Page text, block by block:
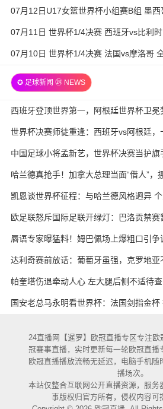
07月12日U17女篮世界杯小组赛B组 墨
篮 全场录像
07月11日 世界杯1/4决赛 西班牙vs比利
07月10日 世界杯1/4决赛 法国vs摩洛哥
✪ 足球新闻 ㉔ NEWS
西班牙登顶世界第一，阿根廷世界杯卫冕
世界杯决赛师徒重逢：西班牙vs阿根廷
天的战术板
中国足球小将孟新艺，世界杯决赛当护旗
哈兰德真抢手！加拿大总理当面“借人”，
卖品
凯恩谈世界杯征程：与哈兰德风格迥异
欧足联怒斥国际足联开绿灯：巴洛贡禁
唇语专家曝猛料！姆巴佩场上爆粗口引
妈的X"
达利奇赛前放话：葡萄牙虽强，克罗地
胁
帕奎塔伤退牵动人心 左大腿后侧不适待
藏隐忧
国安老总马永明看世界杯：法国剑指金杯
24直播网【暹罗】欧冠直播专区专注
冠赛事直播，实时更新每一轮欧冠直播
欧冠直播播放流畅无延迟，电脑手机随
播场次。
本站仅整合互联网公开直播资源，服务
事版权归官方所有，侵权内容可